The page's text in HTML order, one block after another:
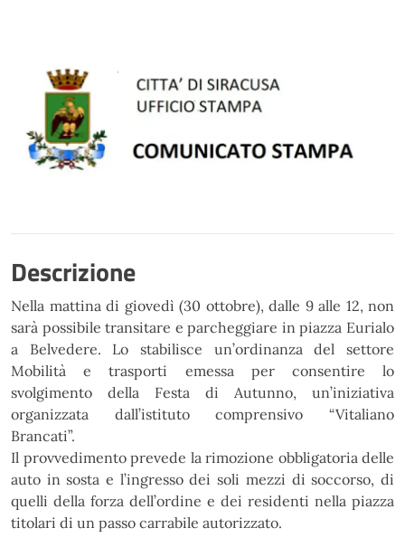
Descrizione
Nella mattina di giovedì (30 ottobre), dalle 9 alle 12, non
sarà possibile transitare e parcheggiare in piazza Eurialo
a Belvedere. Lo stabilisce un’ordinanza del settore
Mobilità e trasporti emessa per consentire lo
svolgimento della Festa di Autunno, un’iniziativa
organizzata dall’istitutocomprensivo “Vitaliano
Brancati”.
Il provvedimento prevede la rimozione obbligatoria delle
auto in sosta e l’ingresso dei soli mezzi disoccorso, di
quelli della forza dell’ordine e dei residenti nella piazza
titolari di un passo carrabile autorizzato.